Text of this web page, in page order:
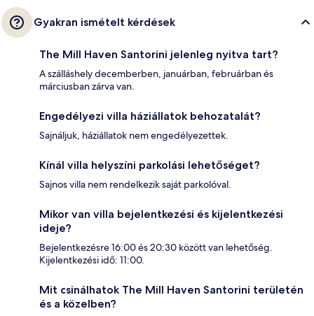
Gyakran ismételt kérdések
The Mill Haven Santorini jelenleg nyitva tart?
A szálláshely decemberben, januárban, februárban és
márciusban zárva van.
Engedélyezi villa háziállatok behozatalát?
Sajnáljuk, háziállatok nem engedélyezettek.
Kínál villa helyszíni parkolási lehetőséget?
Sajnos villa nem rendelkezik saját parkolóval.
Mikor van villa bejelentkezési és kijelentkezési
ideje?
Bejelentkezésre 16:00 és 20:30 között van lehetőség.
Kijelentkezési idő: 11:00.
Mit csinálhatok The Mill Haven Santorini területén
és a közelben?